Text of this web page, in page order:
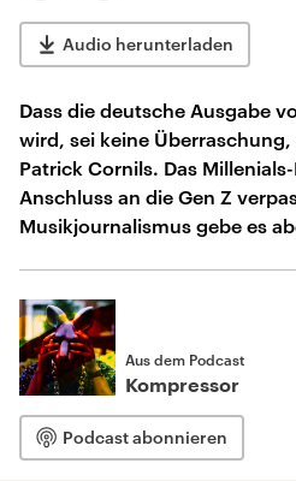
Audio herunterladen
Dass die deutsche Ausgabe
wird, sei keine
Patrick Cornils. Das
Anschluss an die Gen Z
Musikjournalismus gebe es
Aus dem Podcast
Kompressor
Podcast abonnieren